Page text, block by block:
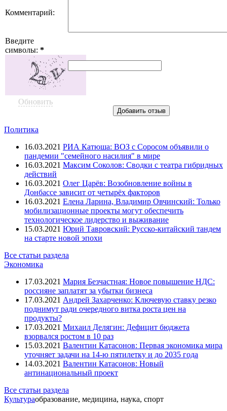
Комментарий:
Введите
символы: *
Обновить
Политика
16.03.2021 РИА Катюша: ВОЗ с Соросом объявили о
пандемии "семейного насилия" в мире
16.03.2021 Максим Соколов: Сводки с театра гибридных
действий
16.03.2021 Олег Царёв: Возобновление войны в
Донбассе зависит от четырёх факторов
16.03.2021 Елена Ларина, Владимир Овчинский: Только
мобилизационные проекты могут обеспечить
технологическое лидерство и выживание
15.03.2021 Юрий Тавровский: Русско-китайский тандем
на старте новой эпохи
Все статьи раздела
Экономика
17.03.2021 Мария Безчастная: Новое повышение НДС:
россияне заплатят за убытки бизнеса
17.03.2021 Андрей Захарченко: Ключевую ставку резко
поднимут ради очередного витка роста цен на
продукты?
17.03.2021 Михаил Делягин: Дефицит бюджета
взорвался ростом в 10 раз
15.03.2021 Валентин Катасонов: Первая экономика мира
уточняет задачи на 14-ю пятилетку и до 2035 года
14.03.2021 Валентин Катасонов: Новый
антинациональный проект
Все статьи раздела
Культураобразование, медицина, наука, спорт